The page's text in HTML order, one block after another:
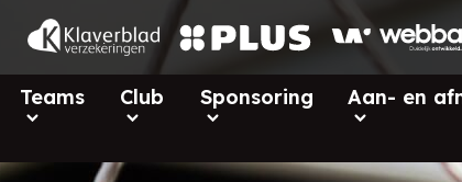
Teams Club Sponsoring Aan- en